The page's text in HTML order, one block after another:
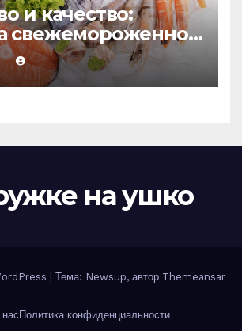
и качество:
свежемороженной
на ушко
Тема: Newsup, автор Themeansar
Политика конфиденциальности